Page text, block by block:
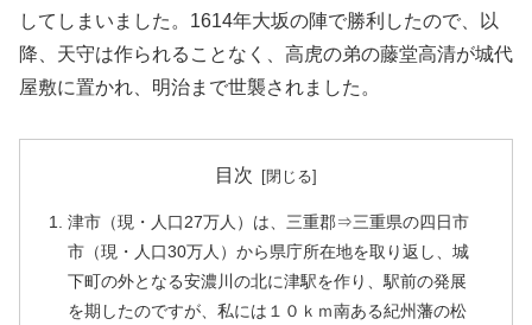
してしまいました。1614年大坂の陣で勝利したので、以
降、天守は作られることなく、高虎の弟の藤堂高清が城代
屋敷に置かれ、明治まで世襲されました。
目次
津市（現・人口27万人）は、三重郡⇒三重県の四日市
市（現・人口30万人）から県庁所在地を取り返し、城
下町の外となる安濃川の北に津駅を作り、駅前の発展
を期したのですが、私には１０ｋｍ南ある紀州藩の松